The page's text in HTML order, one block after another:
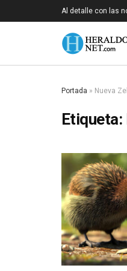
Al detalle con las
Portada » Nueva
Etiqueta: